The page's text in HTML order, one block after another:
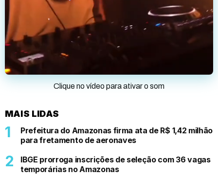
Clique no vídeo para ativar o som
MAIS LIDAS
Prefeitura do Amazonas firma ata de R$ 1,42 milhão
para fretamento de aeronaves
IBGE prorroga inscrições de seleção com 36 vagas
temporárias no Amazonas